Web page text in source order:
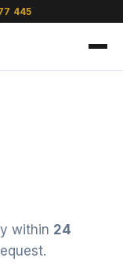
445
within 24